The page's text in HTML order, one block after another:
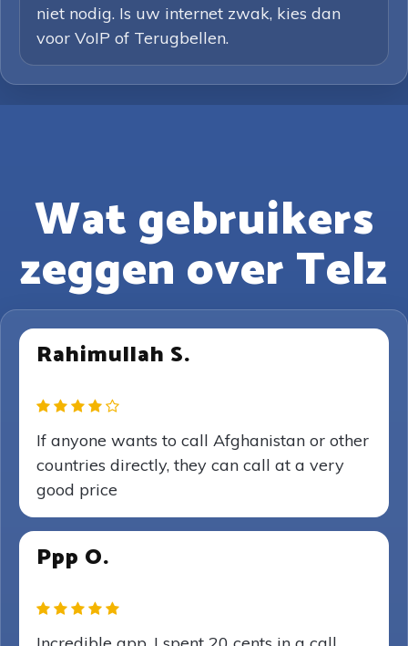
niet nodig. Is uw internet zwak, kies dan
voor VoIP of Terugbellen.
Wat gebruikers
zeggen over Telz
Rahimullah S.
If anyone wants to call Afghanistan or other
countries directly, they can call at a very
good price
Ppp O.